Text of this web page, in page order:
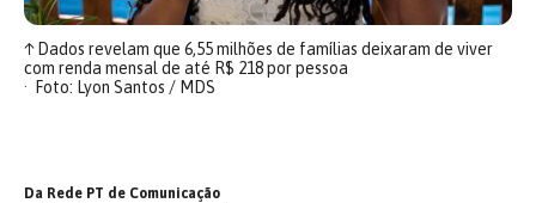
↑Dados revelam que 6,55 milhões de famílias deixaram de viver
com renda mensal de até R$ 218 por pessoa
Foto: Lyon Santos / MDS
Da Rede PT de Comunicação